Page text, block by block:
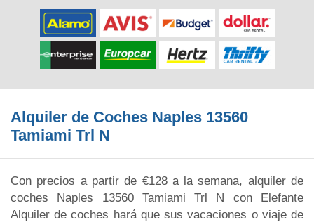
Alquiler de Coches Naples 13560
Tamiami Trl N
Con precios a partir de €128 a la semana, alquiler de
coches Naples 13560 Tamiami Trl N con Elefante
Alquiler de coches hará que sus vacaciones o viaje de